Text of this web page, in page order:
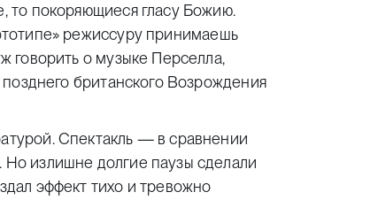
то покоряющиеся гласу Божию.
режиссуру принимаешь
говорить о музыке Перселла,
британского Возрождения
Спектакль — в сравнении
излишне долгие паузы сделали
эффект тихо и тревожно